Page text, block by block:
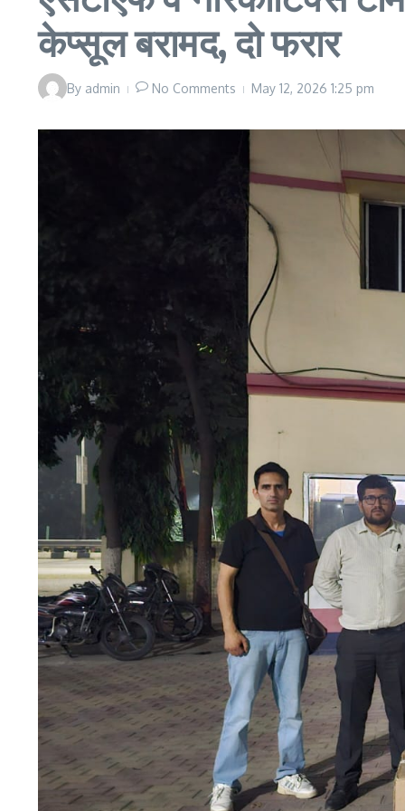
केप्सूल बरामद, दो फरार
By admin No Comments May 12, 2026 1:25 pm